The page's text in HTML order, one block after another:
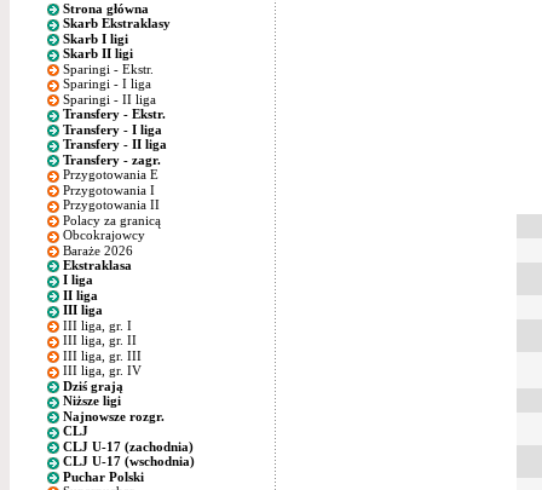
Strona główna
Skarb Ekstraklasy
Skarb I ligi
Skarb II ligi
Sparingi - Ekstr.
Sparingi - I liga
Sparingi - II liga
Transfery - Ekstr.
Transfery - I liga
Transfery - II liga
Transfery - zagr.
Przygotowania E
Przygotowania I
Przygotowania II
Polacy za granicą
Obcokrajowcy
Baraże 2026
Ekstraklasa
I liga
II liga
III liga
III liga, gr. I
III liga, gr. II
III liga, gr. III
III liga, gr. IV
Dziś grają
Niższe ligi
Najnowsze rozgr.
CLJ
CLJ U-17 (zachodnia)
CLJ U-17 (wschodnia)
Puchar Polski